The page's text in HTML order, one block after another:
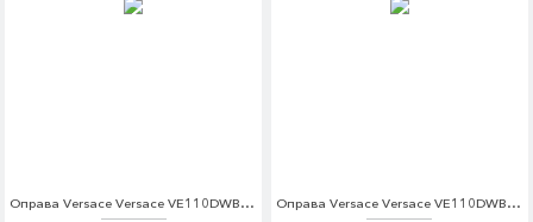
Оправа Versace Versace VE110DWBZPR0 Оправа Versace Versace VE110DWBZPS6